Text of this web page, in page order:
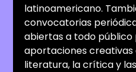
latinoamericano.
convocatorias
abiertas a todo
aportaciones creativas
literatura, la crítica y